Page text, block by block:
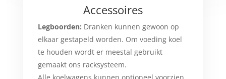
Accessoires
Legboorden: Dranken kunnen gewoon op
elkaar gestapeld worden. Om voeding koel
te houden wordt er meestal gebruikt
gemaakt ons racksysteem.